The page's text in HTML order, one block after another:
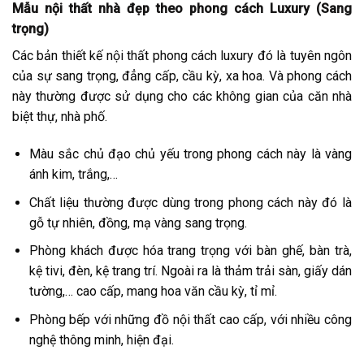
Mẫu nội thất nhà đẹp theo phong cách Luxury (Sang
trọng)
Các bản thiết kế nội thất phong cách luxury đó là tuyên ngôn
của sự sang trọng, đẳng cấp, cầu kỳ, xa hoa. Và phong cách
này thường được sử dụng cho các không gian của căn nhà
biệt thự, nhà phố.
Màu sắc chủ đạo chủ yếu trong phong cách này là vàng
ánh kim, trắng,…
Chất liệu thường được dùng trong phong cách này đó là
gỗ tự nhiên, đồng, mạ vàng sang trọng.
Phòng khách được hóa trang trọng với bàn ghế, bàn trà,
kệ tivi, đèn, kệ trang trí. Ngoài ra là thảm trải sàn, giấy dán
tường,… cao cấp, mang hoa văn cầu kỳ, tỉ mỉ.
Phòng bếp với những đồ nội thất cao cấp, với nhiều công
nghệ thông minh, hiện đại.